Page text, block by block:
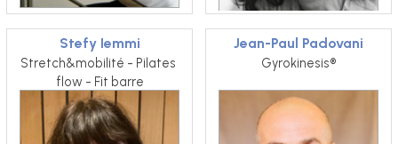
Stefy Iemmi
Stretch&mobilité - Pilates
flow - Fit barre
Jean-Paul Padovani
Gyrokinesis®